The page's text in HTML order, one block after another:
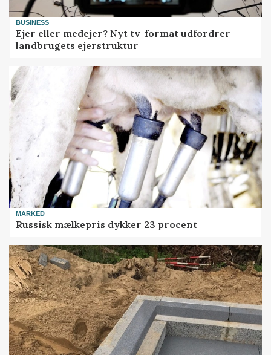
BUSINESS
Ejer eller medejer? Nyt tv-format udfordrer
landbrugets ejerstruktur
MARKED
Russisk mælkepris dykker 23 procent